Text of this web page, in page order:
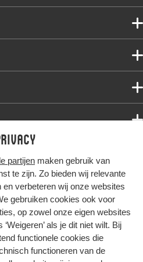
partijen maken gebruik van
te zijn. Zo bieden wij relevante
verbeteren wij onze websites
gebruiken cookies ook voor
op zowel onze eigen websites
als je dit niet wilt. Bij
functionele cookies die
functioneren van de
alles samen